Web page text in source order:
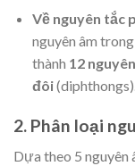
Về nguyên tắc
nguyên âm
thành 12
đôi(diphthongs).
2. Phân loại
Dựa theo 5 nguyên